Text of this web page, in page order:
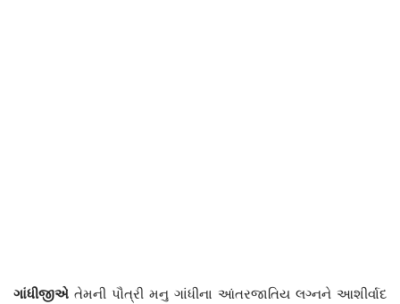
ગાંધીજીએ તેમની પૌત્રી મનુ ગાંધીના આંતરજાતિય લગ્નને આશીર્વાદ